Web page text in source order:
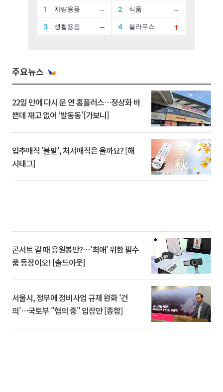
주요뉴스
22일 만에 다시 문 연 홈플러스…정상화 바
쁜데 재고 없어 ‘발동동’[가보니]
입추매직 '불발', 처서매직은 올까요? [해
시태그]
콘서트 갈 때 응원봉만?⋯'최애' 위한 필수
품 등장이오! [솔드아웃]
서울시, 정부에 정비사업 규제 완화 '건
의'⋯국토부 "협의 중" 입장만 [종합]